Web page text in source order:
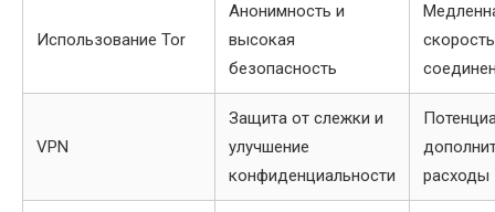
Использование Tor
Анонимность и
высокая
безопасность
скорость
VPN
Защита от слежки и
улучшение
конфиденциальности
расходы